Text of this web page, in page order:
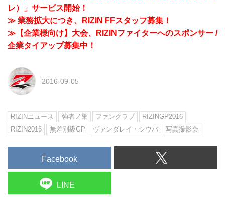
レ）」サービス開始！
≫ 業務拡大につき、RIZIN FFスタッフ募集！
≫【企業様向け】大会、RIZINファイターへのスポンサー /
企業タイアップ募集中！
2016-09-05
RIZINニュース 強者ノ巣 ファンクラブ
RIZINGP2016
RIZIN2016
無差別級GP ヴァンダレイ・シウバ 写真撮影会
Facebook
LINE